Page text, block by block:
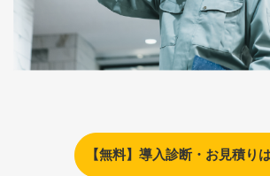
【無料】導入診断・お見積り